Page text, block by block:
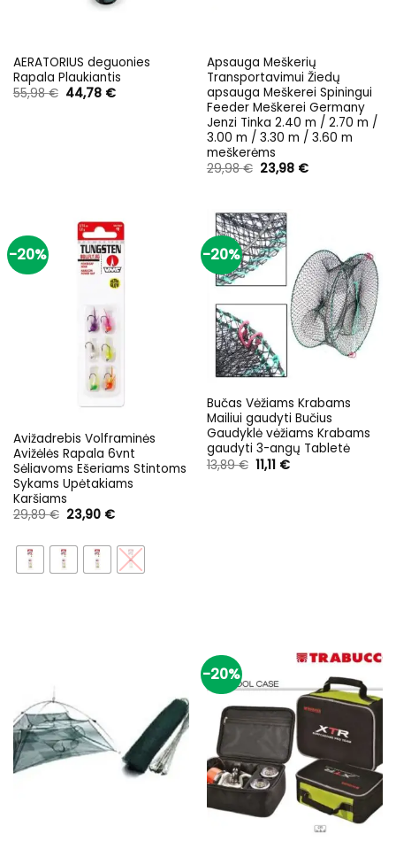
AERATORIUS deguonies
Rapala Plaukiantis
55,98€ Original
price
44,78 €Current
Apsauga Meškerių
Transportavimui Žiedų
apsauga Meškerei Spiningui
Feeder Meškerei Germany
Jenzi Tinka 2.40 m / 2.70 m /
3.00 m / 3.30 m / 3.60 m
meškerėms
29,98€ Original
price
23,98 €Current
-20%
Avižadrebis Volframinės
Avižėlės Rapala 6vnt
Sėliavoms Ešeriams Stintoms
Sykams Upėtakiams
Karšiams
29,89€ Original
price
29,89 €.
23,90 €Current
23,90 €.
-20%
Bučas Vėžiams Krabams
Mailiui gaudyti Bučius
Gaudyklė vėžiams Krabams
gaudyti 3-angų Tabletė
13,89€ Original
price
11,11 €Current
-20%